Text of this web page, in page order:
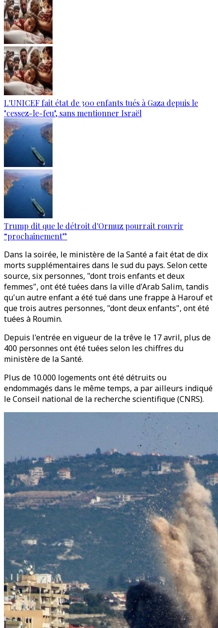
L'UNICEF fait état de 300 enfants tués à Gaza depuis le
"cessez-le-feu", sans mentionner Israël
Trump dit que le détroit d'Ormuz pourrait rouvrir
“prochainement”
Dans la soirée, le ministère de la Santé a fait état de dix
morts supplémentaires dans le sud du pays. Selon cette
source, six personnes, "dont trois enfants et deux
femmes", ont été tuées dans la ville d'Arab Salim, tandis
qu'un autre enfant a été tué dans une frappe à Harouf et
que trois autres personnes, "dont deux enfants", ont été
tuées à Roumin.
Depuis l'entrée en vigueur de la trêve le 17 avril, plus de
400 personnes ont été tuées selon les chiffres du
ministère de la Santé.
Plus de 10.000 logements ont été détruits ou
endommagés dans le même temps, a par ailleurs indiqué
le Conseil national de la recherche scientifique (CNRS).